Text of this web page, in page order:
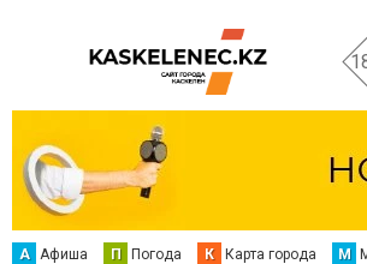
А Афиша П Погода К Карта города М